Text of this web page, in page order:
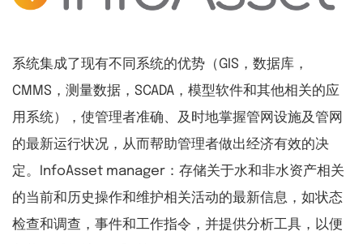
系统集成了现有不同系统的优势（GIS，数据库，
CMMS，测量数据，SCADA，模型软件和其他相关的应
用系统），使管理者准确、及时地掌握管网设施及管网
的最新运行状况，从而帮助管理者做出经济有效的决
定。InfoAsset manager：存储关于水和非水资产相关
的当前和历史操作和维护相关活动的最新信息，如状态
检查和调查，事件和工作指令，并提供分析工具，以便